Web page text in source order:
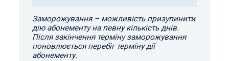
Заморожування – можливість призупинити
дію абонементу на певну кількість днів.
Після закінчення терміну заморожування
поновлюється перебіг терміну дії
абонементу.